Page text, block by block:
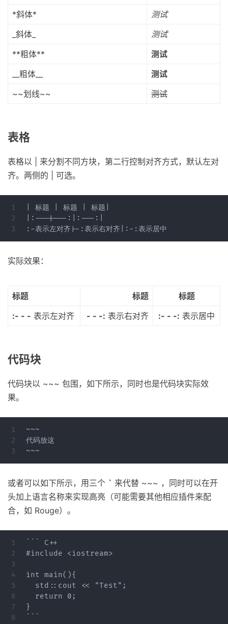
*斜体*
测试
_斜体_
测试
**粗体**
测试
__粗体__
测试
~~划线~~
测试
表格
表格以 | 来分割不同方块，第二行控制对齐方式，默认左对
齐。两侧的 | 可选。
1
2
| 标题 | 标题 | 标题|
|:---|---:|:---:|
实际效果：
标题 标题
标题
:- - - 表示左对齐 - - -: 表示右对齐 :- - -: 表示居中
代码块
代码块以 ~~~ 包围，如下所示，同时也是代码块实际效
果。
1
2
~~~
代码放这
或者可以如下所示，用三个 ` 来代替 ~~~ ，同时可以在开
头加上语言名称来实现高亮（可能需要其他相应插件来配
合，如 Rouge）。
1
2
3
4
5
6
7
``` C++
#include <iostream>
int main(){
  std::cout << "Test";
  return 0;
}